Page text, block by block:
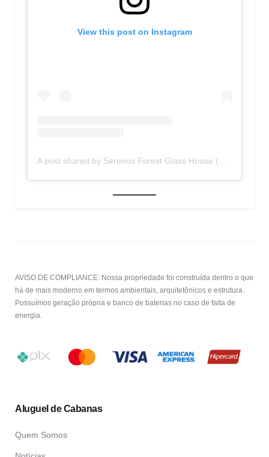
View this post on Instagram
A post shared by Serenus Forest Glass House (@serenushouse.urubici)
AVISO DE COMPLIANCE: Nossa propriedade foi construída dentro o que
há de mais moderno em termos ambientais, arquitetônicos e estrutura.
Possuímos geração própria e banco de baterias no caso de falta de
energia.
Aluguel de Cabanas
Quem Somos